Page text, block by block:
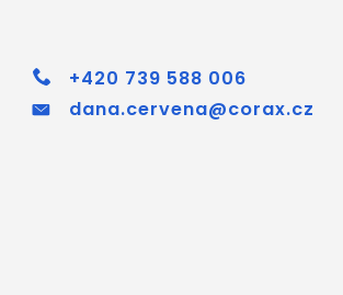
+420 739 588 006
dana.cervena@corax.cz